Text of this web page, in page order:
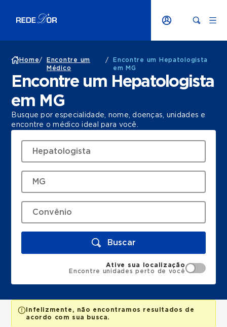
Home/
Encontre um
Médico
/
Encontre um Hepatologista
em MG
Encontre um Hepatologista
em MG
Busque por especialidade, nome, doenças, unidades e
encontre o médico ideal para você.
Buscar
Ative sua localização
Encontre unidades perto de você
Infelizmente, não encontramos resultados de
acordo com sua busca.